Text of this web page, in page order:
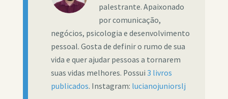
palestrante. Apaixonado
por comunicação,
negócios, psicologia e desenvolvimento
pessoal. Gosta de definir o rumo de sua
vida e quer ajudar pessoas a tornarem
suas vidas melhores. Possui 3 livros
publicados. Instagram: lucianojuniorslj